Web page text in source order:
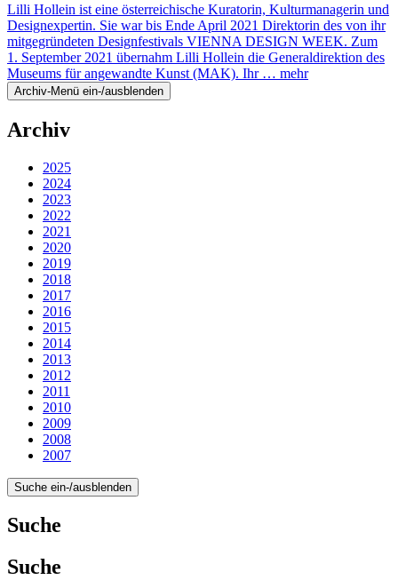
Lilli Hollein ist eine österreichische Kuratorin, Kulturmanagerin und
Designexpertin. Sie war bis Ende April 2021 Direktorin des von ihr
mitgegründeten Designfestivals VIENNA DESIGN WEEK. Zum
1. September 2021 übernahm Lilli Hollein die Generaldirektion des
Museums für angewandte Kunst (MAK). Ihr … mehr
Archiv-Menü ein-/ausblenden
Archiv
2025
2024
2023
2022
2021
2020
2019
2018
2017
2016
2015
2014
2013
2012
2011
2010
2009
2008
2007
Suche ein-/ausblenden
Suche
Suche